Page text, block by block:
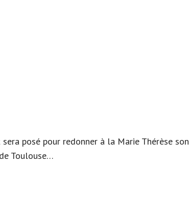
posé pour redonner à la Marie Thérèse son
Toulouse…